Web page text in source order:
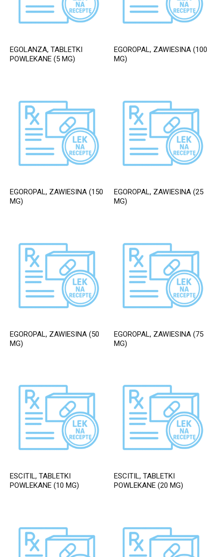
EGOLANZA, TABLETKI
POWLEKANE (5 MG)
EGOROPAL, ZAWIESINA (100
MG)
EGOROPAL, ZAWIESINA (150
MG)
EGOROPAL, ZAWIESINA (25
MG)
EGOROPAL, ZAWIESINA (50
MG)
EGOROPAL, ZAWIESINA (75
MG)
ESCITIL, TABLETKI
POWLEKANE (10 MG)
ESCITIL, TABLETKI
POWLEKANE (20 MG)